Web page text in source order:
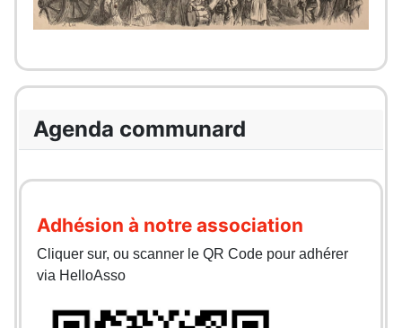
Agenda communard
Adhésion à notre association
Cliquer sur, ou scanner le QR Code pour adhérer
via HelloAsso